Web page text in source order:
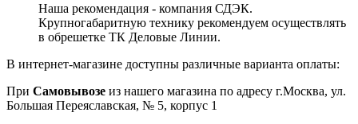
Наша рекомендация - компания СДЭК.
Крупногабаритную технику рекомендуем осуществлять
в обрешетке ТК Деловые Линии.
В интернет-магазине доступны различные варианта оплаты:
При Самовывозе из нашего магазина по адресу г.Москва, ул.
Большая Переяславская, № 5, корпус 1